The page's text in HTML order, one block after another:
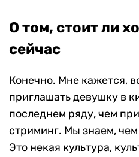
О том, стоит ли
сейчас
Конечно. Мне кажется,
приглашать девушку в
последнем ряду, чем
стриминг. Мы знаем, чем
Это некая культура,